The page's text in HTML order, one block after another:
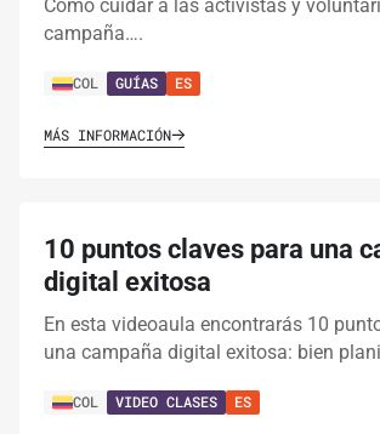
Cómo cuidar a las activistas y
campaña….
COL GUÍAS ES
MÁS INFORMACIÓN
10 puntos claves para una
digital exitosa
En esta videoaula encontrarás 10
una campaña digital exitosa: bien
COL VIDEO CLASES ES